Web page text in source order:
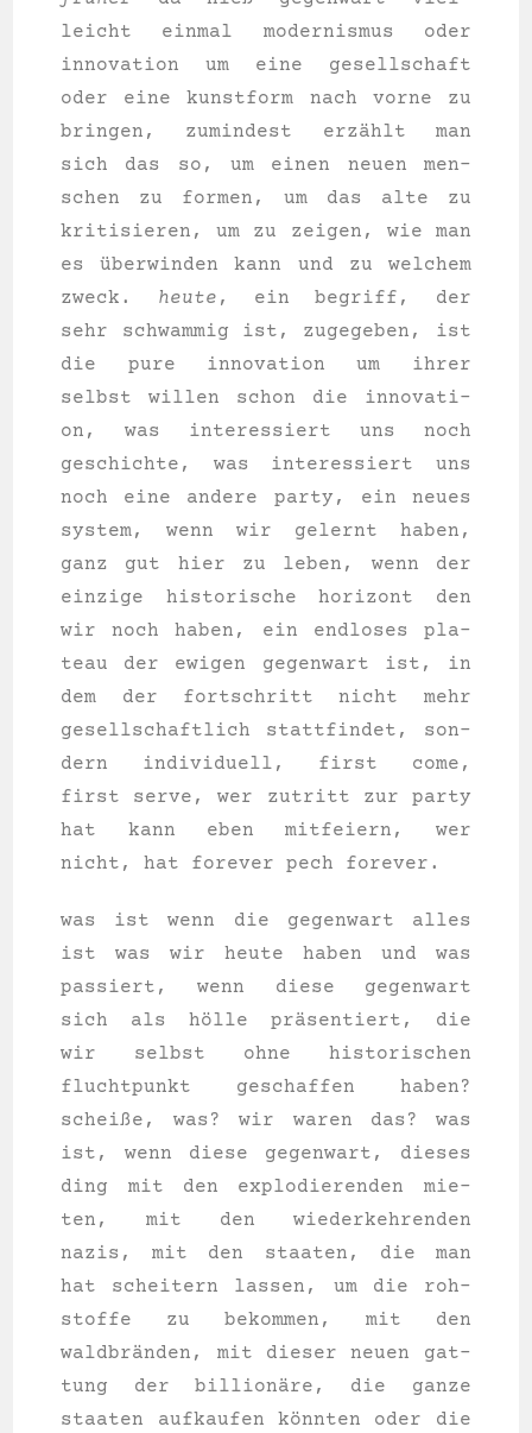
leicht ein­mal moder­nis­mus oder
inno­va­ti­on um eine gesell­schaft
oder eine kunst­form nach vor­ne zu
brin­gen, zumin­dest erzählt man
sich das so, um einen neu­en men­
schen zu for­men, um das alte zu
kri­ti­sie­ren, um zu zei­gen, wie man
es überwinden kann und zu wel­chem
zweck. heu­te , ein begriff, der
sehr schwam­mig ist, zuge­ge­ben, ist
die pure inno­va­ti­on um ihrer
selbst wil­len schon die inno­va­ti­
on, was inter­es­siert uns noch
geschich­te, was inter­es­siert uns
noch eine ande­re par­ty, ein neu­es
sys­tem, wenn wir gelernt haben,
ganz gut hier zu leben, wenn der
ein­zi­ge his­to­ri­sche hori­zont den
wir noch haben, ein end­lo­ses pla­
teau der ewi­gen gegen­wart ist, in
dem der fort­schritt nicht mehr
gesell­schaft­lich statt­fin­det, son­
dern indi­vi­du­ell, first come,
first ser­ve, wer zutritt zur par­ty
hat kann eben mit­fei­ern, wer
nicht, hat fore­ver pech forever.
was ist wenn die gegen­wart alles
ist was wir heu­te haben und was
pas­siert, wenn die­se gegen­wart
sich als hölle präsentiert, die
wir selbst ohne his­to­ri­schen
flucht­punkt geschaf­fen haben?
schei­ße, was? wir waren das? was
ist, wenn die­se gegen­wart, die­ses
ding mit den explo­die­ren­den mie­
ten, mit den wie­der­keh­ren­den
nazis, mit den staa­ten, die man
hat schei­tern las­sen, um die roh­
stof­fe zu bekom­men, mit den
waldbränden, mit die­ser neu­en gat­
tung der billionäre, die gan­ze
staa­ten auf­kau­fen könnten oder die